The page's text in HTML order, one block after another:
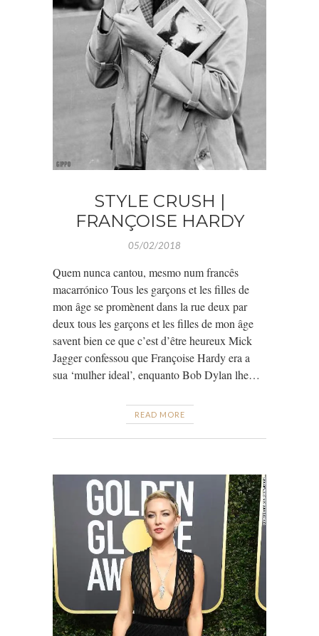
STYLE CRUSH |
FRANÇOISE HARDY
05/02/2018
Quem nunca cantou, mesmo num francês
macarrónico Tous les garçons et les filles de
mon âge se promènent dans la rue deux par
deux tous les garçons et les filles de mon âge
savent bien ce que c’est d’être heureux Mick
Jagger confessou que Françoise Hardy era a
sua ‘mulher ideal’, enquanto Bob Dylan lhe…
READ MORE